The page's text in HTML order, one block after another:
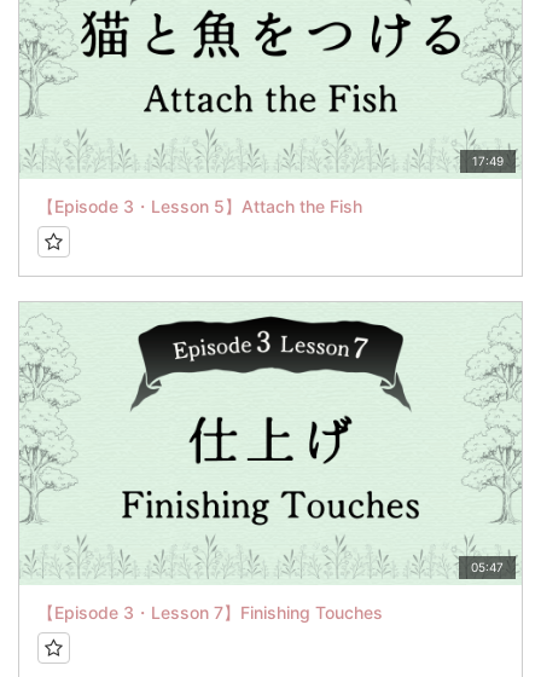
17:49
【Episode 3・Lesson 5】Attach the Fish
05:47
【Episode 3・Lesson 7】Finishing Touches